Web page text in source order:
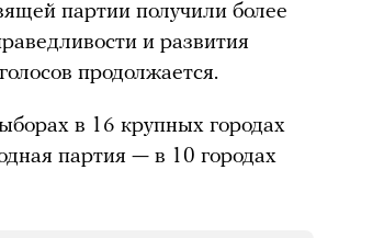
партии получили более
и развития
продолжается.
в 16 крупных городах
партия — в 10 городах